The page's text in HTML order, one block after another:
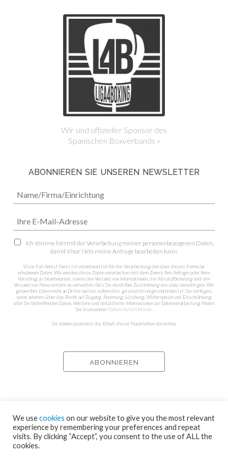
Wir sind offizieller Sponsor des
Spanischen Boxverbands »
ABONNIEREN SIE UNSEREN NEWSLETTER
Ich stimme hiermit der Verarbeitung meiner personenbezogenen Daten,
damit Visor Nets meine Anfrage bearbeiten kann.
Visor Fall Arrest Nets ist verantwortlich für die Verarbeitung der über dieses Formular
erhobenen Daten. Wir werden diese Daten verarbeiten, mit dem Zweck Ihre Anfrage oder Ihren
Vorschlag zu beantworten, sowie den Versand von Informationen, die Absatzförderung und den
Versand von Newslettern zu verwalten, falls Sie durch Ihre Zustimmung uns dazu berechtigen. Wir
geben Ihre Daten nicht an Dritte weiter, sofern dies gesetzlich vorgeschrieben ist. Sie verfügen,
unter aderem, über das Recht auf Zugang, Änderung, Löschung, Widerspruch und Einschränkung
aller Sie betreffenden Daten. Weitere und detaillierte Informationen zur Datenverarbeitung finden
Sie in unsererer Datenschutzrichtlinie
Sie können jederzeit das Erhalt dieser Nachrichten abstellen.
We usecookies on our website to give you the most relevant
experience by remembering your preferences and repeat
visits. By clicking “Accept”, you consent to the use of ALL the
cookies.